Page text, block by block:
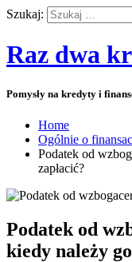
Szukaj:
Raz dwa
Pomysły na kredyty i
Home
Ogólnie o
Podatek od
zapłacić?
Podatek od
kiedy należy